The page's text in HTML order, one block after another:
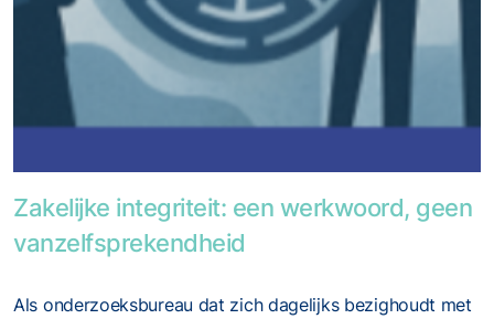
Zakelijke integriteit: een werkwoord, geen
vanzelfsprekendheid
Als onderzoeksbureau dat zich dagelijks bezighoudt met